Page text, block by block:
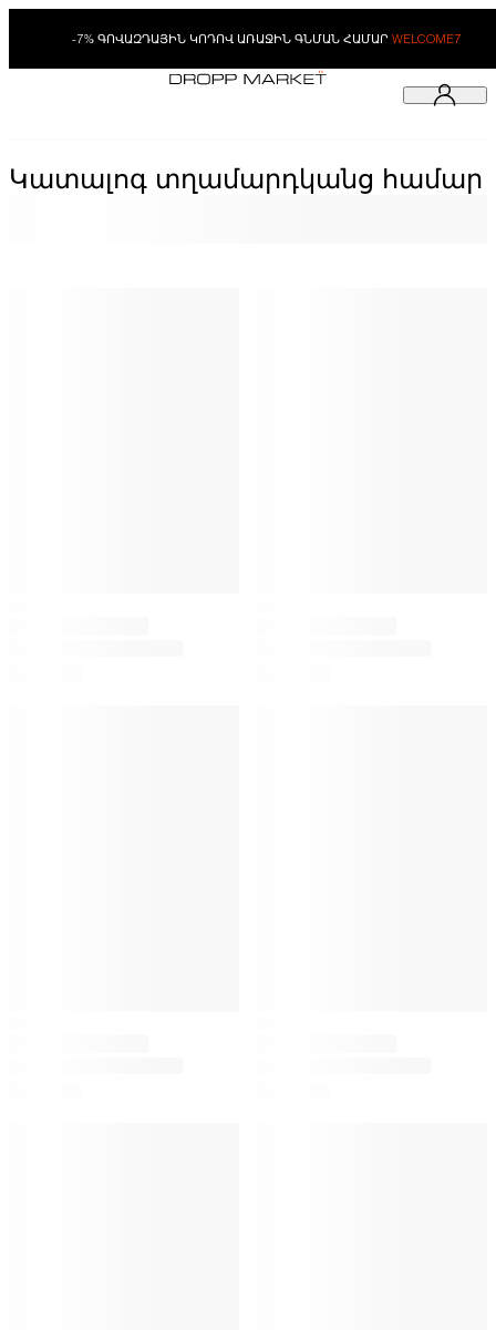
-7% ԳՈՎԱԶԴԱՅԻՆ ԿՈԴՈՎ ԱՌԱՋԻՆ ԳՆՄԱՆ ՀԱՄԱՐ WELCOME7
Կատալոգ տղամարդկանց համար